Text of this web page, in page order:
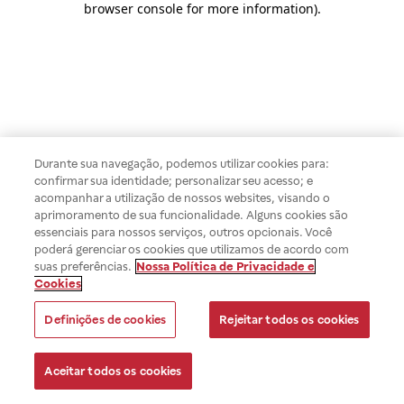
browser console for more information).
Durante sua navegação, podemos utilizar cookies para:
confirmar sua identidade; personalizar seu acesso; e
acompanhar a utilização de nossos websites, visando o
aprimoramento de sua funcionalidade. Alguns cookies são
essenciais para nossos serviços, outros opcionais. Você
poderá gerenciar os cookies que utilizamos de acordo com
suas preferências. Nossa Política de Privacidade e
Cookies
Definições de cookies Rejeitar todos os cookies
Aceitar todos os cookies